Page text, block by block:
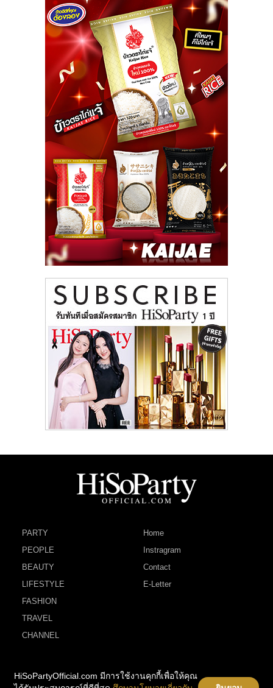
PARTY
PEOPLE
BEAUTY
LIFESTYLE
FASHION
TRAVEL
CHANNEL
Home
Instragram
Contact
E-Letter
HiSoPartyOfficial.com มีการใช้งานคุกกี้เพื่อให้คุณ